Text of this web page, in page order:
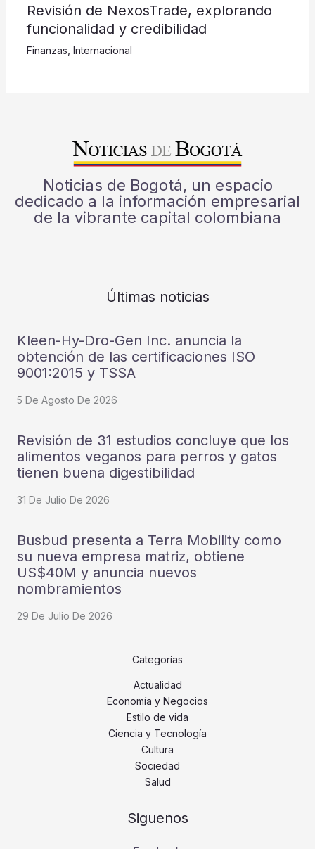
Revisión de NexosTrade, explorando
funcionalidad y credibilidad
Finanzas Internacional
Noticias de Bogotá, un espacio
dedicado a la información empresarial
de la vibrante capital colombiana
Últimas noticias
Kleen-Hy-Dro-Gen Inc. anuncia la
obtención de las certificaciones ISO
9001:2015 y TSSA
5 De Agosto De 2026
Revisión de 31 estudios concluye que los
alimentos veganos para perros y gatos
tienen buena digestibilidad
31 De Julio De 2026
Busbud presenta a Terra Mobility como
su nueva empresa matriz, obtiene
US$40M y anuncia nuevos
nombramientos
29 De Julio De 2026
Categorías
Actualidad
Economía y Negocios
Estilo de vida
Ciencia y Tecnología
Cultura
Sociedad
Salud
Siguenos